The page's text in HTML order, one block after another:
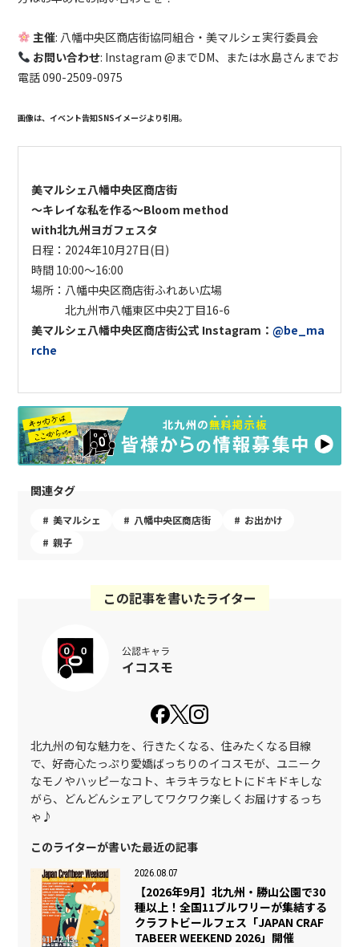
主催: 八幡中央区商店街協同組合・美マルシェ実行委員会
お問い合わせ: Instagram @までDM、または水島さんまでお
電話 090-2509-0975
画像は、イベント告知SNSイメージより引用。
美マルシェ八幡中央区商店街
〜キレイな私を作る〜Bloom method
with北九州ヨガフェスタ
日程：2024年10月27日(日)
時間 10:00〜16:00
場所：八幡中央区商店街ふれあい広場
北九州市八幡東区中央2丁目16-6
美マルシェ八幡中央区商店街公式 Instagram：@be_ma
rche
関連タグ
美マルシェ 八幡中央区商店街
お出かけ
親子
この記事を書いたライター
公認キャラ
イコスモ
北九州の旬な魅力を、行きたくなる、住みたくなる目線
で、好奇心たっぷり愛嬌ばっちりのイコスモが、ユニーク
なモノやハッピーなコト、キラキラなヒトにドキドキしな
がら、どんどんシェアしてワクワク楽しくお届けするっち
ゃ♪
このライターが書いた最近の記事
2026.08.07
【2026年9月】北九州・勝山公園で30
種以上！全国11ブルワリーが集結する
クラフトビールフェス「JAPAN CRAF
TABEER WEEKEND 2026」開催